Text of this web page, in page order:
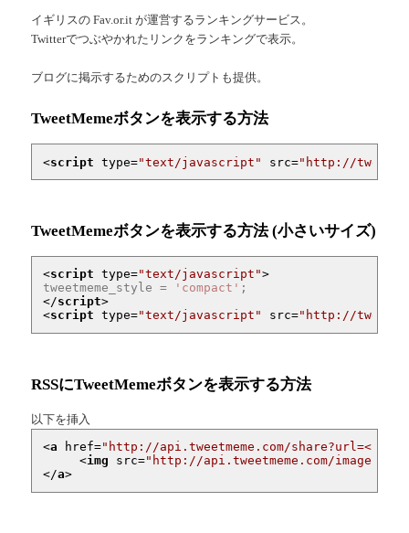
イギリスの Fav.or.it が運営するランキングサービス。
Twitterでつぶやかれたリンクをランキングで表示。
ブログに掲示するためのスクリプトも提供。
TweetMemeボタンを表示する方法
<script type="text/javascript" src="http://
TweetMemeボタンを表示する方法 (小さいサイズ)
<script type="text/javascript">
tweetmeme_style =
'compact'
</script>
<script type="text/javascript" src="http://
RSSにTweetMemeボタンを表示する方法
以下を挿入
<a href="http://api.tweetmeme.com/share?url=<url>"
<img src="http://api.tweetmeme.com/
</a>